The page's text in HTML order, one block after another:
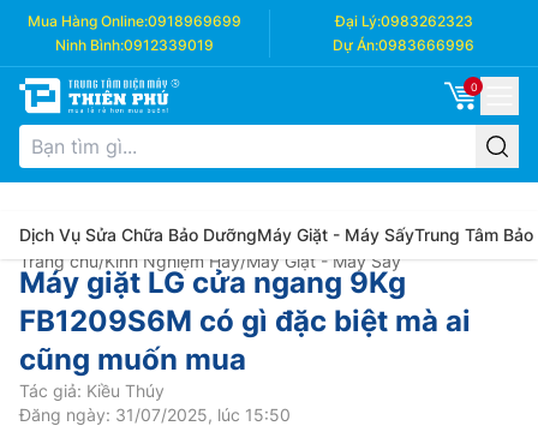
Mua Hàng Online:0918969699 Đại Lý:0983262323
Ninh Bình:0912339019 Dự Án:0983666996
0
Dịch Vụ Sửa Chữa Bảo DưỡngMáy Giặt - Máy SấyTrung Tâm Bảo
Trang chủ/Kinh Nghiệm Hay/Máy Giặt - Máy Sấy
Máy giặt LG cửa ngang 9Kg
FB1209S6M có gì đặc biệt mà ai
cũng muốn mua
Tác giả: Kiều Thúy
Đăng ngày: 31/07/2025, lúc 15:50